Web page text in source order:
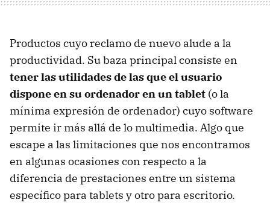
Productos cuyo reclamo de nuevo alude a la
productividad. Su baza principal consiste en
tener las utilidades de las que el usuario
dispone en su ordenador en un tablet (o la
mínima expresión de ordenador) cuyo software
permite ir más allá de lo multimedia. Algo que
escape a las limitaciones que nos encontramos
en algunas ocasiones con respecto a la
diferencia de prestaciones entre un sistema
específico para tablets y otro para escritorio.